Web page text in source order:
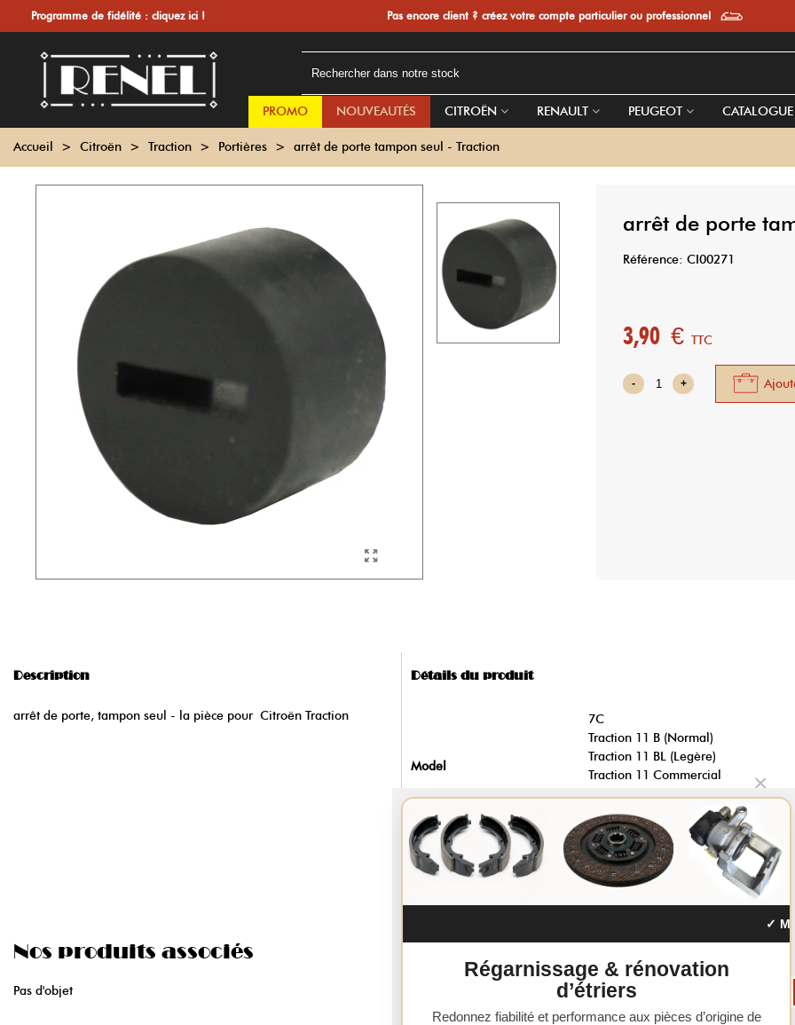
Programme de fidélité : cliquez ici ! Pas encore client ? créez votre compte particulier ou professionnel
PROMO
NOUVEAUTÉS CITROËN RENAULT PEUGEOT CATALOGUE
Accueil > Citroën > Traction > Portières > arrêt de porte tampon seul - Traction
arrêt de porte
Référence: CI00271
3,90 € TTC
- +
Description
arrêt de porte, tampon seul - la pièce pour Citroën Traction
Détails du produit
Model
7C
Traction 11 B (Normal)
Traction 11 BL (Legère)
Traction 11 Commercial
Traction 11 Familiale
Traction 15/6
Années
Traction 1939 - 1952
Traction 1952 - 1957
Nos produits associés
Pas d'objet
NOUVEAUTÉ
Nouvelle gamme de feux LED
Modernisez l'éclairage de votre véhicule avec nos
nouvelles ampoules LED haute performance.
×
✓
Régarnissage & rénovation
d’étriers
Redonnez fiabilité et performance aux pièces d’origine de